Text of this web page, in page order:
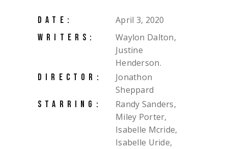
DATE: April 3, 2020
WRITERS:
Waylon Dalton,
Justine
Henderson.
DIRECTOR:
Jonathon
Sheppard
STARRING:
Randy Sanders,
Miley Porter,
Isabelle Mcride,
Isabelle Uride,